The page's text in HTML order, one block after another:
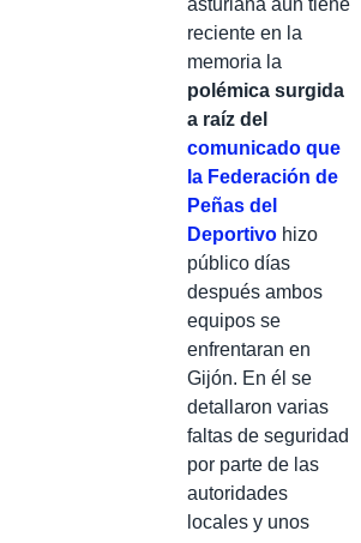
asturiana aún tiene
reciente en la
memoria la
polémica surgida
a raíz del
comunicado que
la Federación de
Peñas del
Deportivo hizo
público días
después ambos
equipos se
enfrentaran en
Gijón. En él se
detallaron varias
faltas de seguridad
por parte de las
autoridades
locales y unos